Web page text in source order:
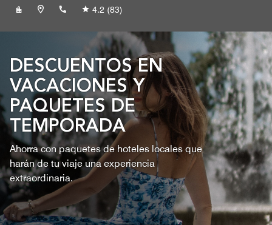
+19798222000
4.2 (83)
DESCUENTOS EN
VACACIONES Y
PAQUETES DE
TEMPORADA
Ahorra con paquetes de hoteles locales que
harán de tu viaje una experiencia
extraordinaria.